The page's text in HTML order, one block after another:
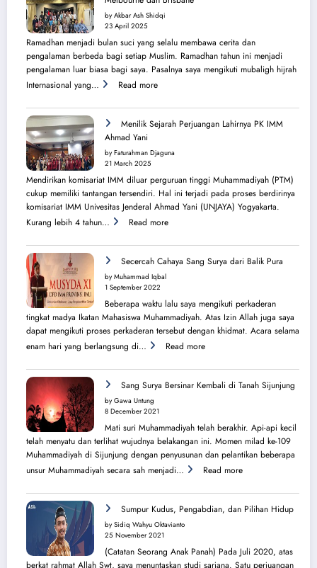
by Akbar Ash Shidqi
23 April 2025
Ramadhan menjadi bulan suci yang selalu membawa cerita dan
pengalaman berbeda bagi setiap Muslim. Ramadhan tahun ini menjadi
pengalaman luar biasa bagi saya. Pasalnya saya mengikuti mubaligh hijrah
Internasional yang…
Read more:
Hijrah
Syiarkan
di
Melbourne
dan
Brisbane
Menilik Sejarah Perjuangan Lahirnya PK IMM
Ahmad Yani
by Faturahman Djaguna
21 March 2025
Mendirikan komisariat IMM diluar perguruan tinggi Muhammadiyah (PTM)
cukup memiliki tantangan tersendiri. Hal ini terjadi pada proses berdirinya
komisariat IMM Univesitas Jenderal Ahmad Yani (UNJAYA) Yogyakarta.
Kurang lebih 4 tahun…
Read more:
Sejarah
Perjuangan
IMM
Ahmad
Yani
Secercah Cahaya Sang Surya dari Balik Pura
by Muhammad Iqbal
1 September 2022
Beberapa waktu lalu saya mengikuti perkaderan
tingkat madya Ikatan Mahasiswa Muhammadiyah. Atas Izin Allah juga saya
dapat mengikuti proses perkaderan tersebut dengan khidmat. Acara selama
enam hari yang berlangsung di…
Read more:
Cahaya
Sang
Balik
Pura
Sang Surya Bersinar Kembali di Tanah Sijunjung
by Gawa Untung
8 December 2021
Mati suri Muhammadiyah telah berakhir. Api-api kecil
telah menyatu dan terlihat wujudnya belakangan ini. Momen milad ke-109
Muhammadiyah di Sijunjung dengan penyusunan dan pelantikan beberapa
unsur Muhammadiyah secara sah menjadi…
Read more:
Surya
Bersinar
Tanah
Sijunjung
Sumpur Kudus, Pengabdian, dan Pilihan Hidup
by Sidiq Wahyu Oktavianto
25 November 2021
(Catatan Seorang Anak Panah) Pada Juli 2020, atas
berkat rahmat Allah Swt, saya menuntaskan studi sarjana. Satu perjuangan